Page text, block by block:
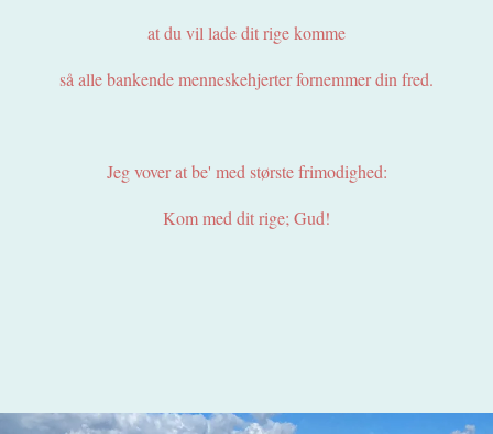
at du vil lade dit rige komme
så alle bankende menneskehjerter fornemmer din fred.
Jeg vover at be' med største frimodighed:
Kom med dit rige; Gud!